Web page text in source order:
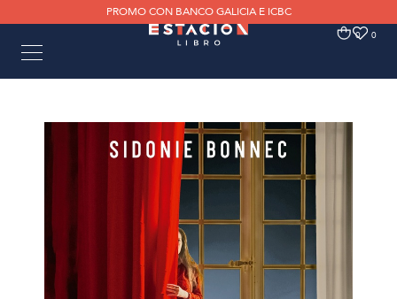
PROMO CON BANCO GALICIA E ICBC
0 0